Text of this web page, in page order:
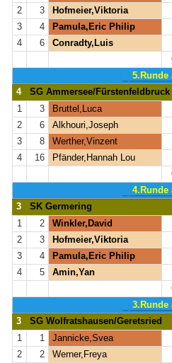
2
3 Hofmeier,Viktoria
3
4 Pamula,Eric Philip
4
6 Conradty,Luis
5.Runde
4
SG Ammersee/Fürstenfeldbruck
1
3 Bruttel,Luca
2
6 Alkhouri,Joseph
3
8 Werther,Vinzent
4
16 Pfänder,Hannah Lou
4.Runde
3
SK Germering
1
2 Winkler,David
2
3 Hofmeier,Viktoria
3
4 Pamula,Eric Philip
4
5 Amin,Yan
3.Runde
3
SG Wolfratshausen/Geretsried
1
1 Jannicke,Svea
2
2 Werner,Freya